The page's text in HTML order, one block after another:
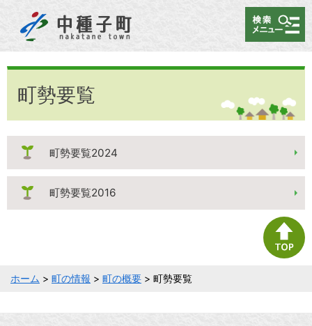
メニュー
町勢要覧
町勢要覧2024
町勢要覧2016
ホーム > 町の情報 > 町の概要 > 町勢要覧